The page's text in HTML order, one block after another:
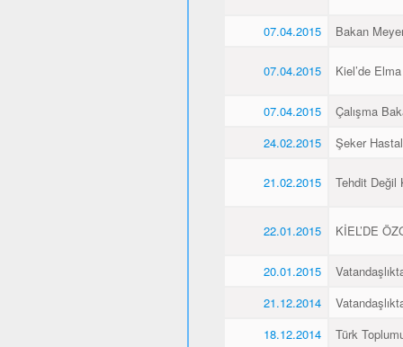
07.04.2015 Bakan
07.04.2015 Kiel’de
07.04.2015
Çalışma
24.02.2015
Şeker
21.02.2015 Tehdit Değil
22.01.2015 KİEL’DE
20.01.2015
21.12.2014
18.12.2014
Türk